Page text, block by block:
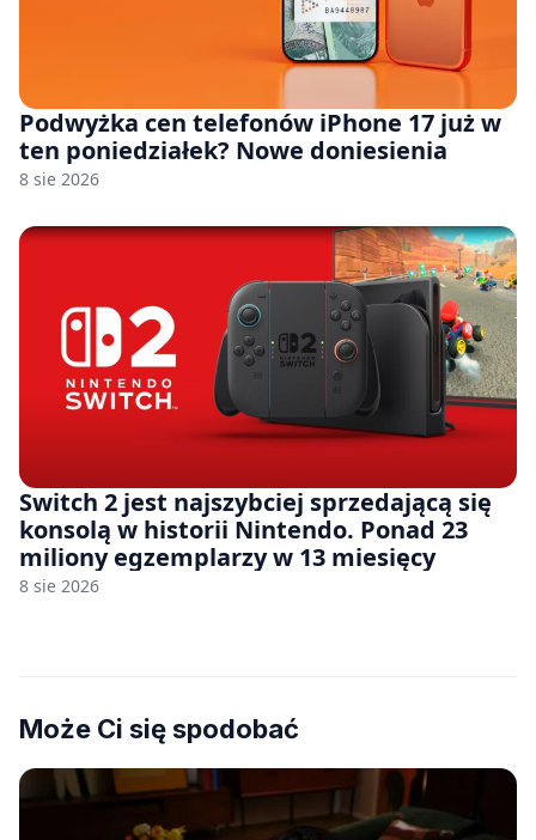
Podwyżka cen telefonów iPhone 17 już w
ten poniedziałek? Nowe doniesienia
8 sie 2026
Switch 2 jest najszybciej sprzedającą się
konsolą w historii Nintendo. Ponad 23
miliony egzemplarzy w 13 miesięcy
8 sie 2026
Może Ci się spodobać